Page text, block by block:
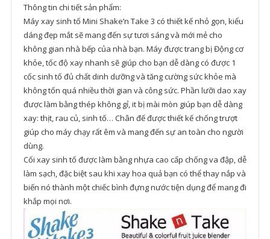
Thông tin chi tiết sản phẩm:
Máy xay sinh tố Mini Shake’n Take 3 có thiết kế nhỏ gọn, kiểu
dáng đẹp mắt sẽ mang đến sự tươi sáng và mới mẻ cho
không gian nhà bếp của nhà bạn. Máy được trang bị Động cơ
khỏe, tốc độ xay nhanh sẽ giúp cho bạn dễ dàng có được 1
cốc sinh tố đủ chất dinh dưỡng và tăng cường sức khỏe mà
không tốn quá nhiều thời gian và công sức. Phần lưỡi dao xay
được làm bằng thép không gỉ, it bị mài mòn giúp bạn dễ dàng
xay: thịt, rau củ, sinh tố… Chân đế được thiết kế chống trượt
giúp cho máy chạy rất êm và mang đến sự an toàn cho người
dùng.
Cối xay sinh tố được làm bằng nhựa cao cấp chống va đập, dễ
làm sạch, đặc biệt sau khi xay hoa quả bạn có thể thay nắp và
biến nó thành một chiếc bình đựng nước tiện dụng để mang đi
khắp mọi nơi.